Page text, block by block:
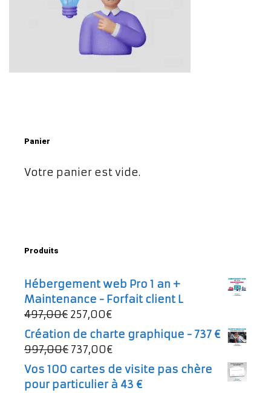
Panier
Votre panier est vide.
Produits
Hébergement web Pro 1 an +
Maintenance - Forfait client L
497,00€ Le
prix
initial
était :
497,00€.
257,00€Le
prix
actuel
257,00€.
Création de charte graphique - 737 €
997,00€ Le
prix
initial
737,00€Le
prix
actuel
Vos 100 cartes de visite pas chère
pour particulier à 43 €